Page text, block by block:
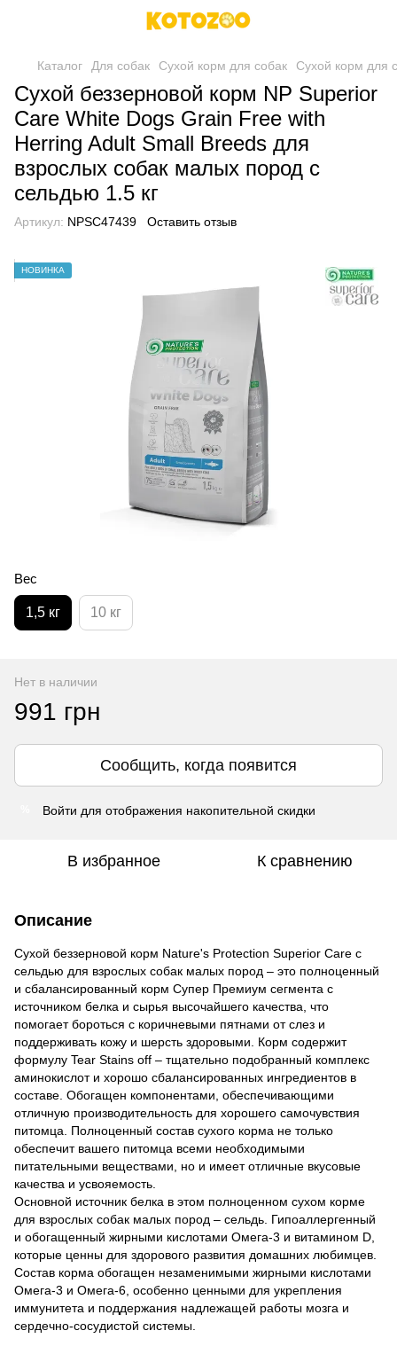
Каталог Для собак Сухой корм для собак Сухой корм для
Сухой беззерновой корм NP Superior
Care White Dogs Grain Free with
Herring Adult Small Breeds для
взрослых собак малых пород с
сельдью 1.5 кг
Артикул: NPSC47439 Оставить отзыв
НОВИНКА
Вес
1,5 кг 10 кг
Нет в наличии
991 грн
Сообщить, когда появится
Войти для отображения накопительной скидки
В избранное К сравнению
Описание
Сухой беззерновой корм Nature's Protection Superior Care с
сельдью для взрослых собак малых пород – это полноценный
и сбалансированный корм Супер Премиум сегмента с
источником белка и сырья высочайшего качества, что
помогает бороться с коричневыми пятнами от слез и
поддерживать кожу и шерсть здоровыми. Корм содержит
формулу Tear Stains off – тщательно подобранный комплекс
аминокислот и хорошо сбалансированных ингредиентов в
составе. Обогащен компонентами, обеспечивающими
отличную производительность для хорошего самочувствия
питомца. Полноценный состав сухого корма не только
обеспечит вашего питомца всеми необходимыми
питательными веществами, но и имеет отличные вкусовые
качества и усвояемость.
Основной источник белка в этом полноценном сухом корме
для взрослых собак малых пород – сельдь. Гипоаллергенный
и обогащенный жирными кислотами Омега-3 и витамином D,
которые ценны для здорового развития домашних любимцев.
Состав корма обогащен незаменимыми жирными кислотами
Омега-3 и Омега-6, особенно ценными для укрепления
иммунитета и поддержания надлежащей работы мозга и
сердечно-сосудистой системы.